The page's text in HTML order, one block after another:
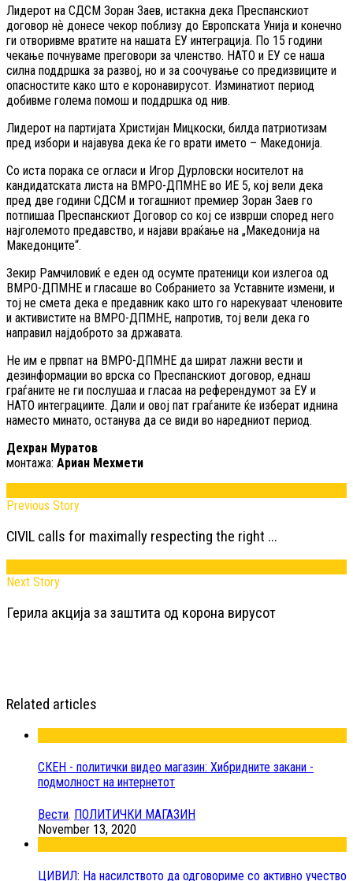
Лидерот на СДСМ Зоран Заев, истакна дека Преспанскиот
договор нѐ донесе чекор поблизу до Европската Унија и конечно
ги отворивме вратите на нашата ЕУ интеграција. По 15 години
чекање почнуваме преговори за членство. НАТО и ЕУ се наша
силна поддршка за развој, но и за соочување со предизвиците и
опасностите како што е коронавирусот. Изминатиот период
добивме голема помош и поддршка од нив.
Лидерот на партијата Христијан Мицкоски, билда патриотизам
пред избори и најавува дека ќе го врати името – Македонија.
Со иста порака се огласи и Игор Дурловски носителот на
кандидатската листа на ВМРО-ДПМНЕ во ИЕ 5, кој вели дека
пред две години СДСМ и тогашниот премиер Зоран Заев го
потпишаа Преспанскиот Договор со кој се изврши според него
најголемото предавство, и најави враќање на „Македонија на
Македонците“.
Зекир Рамчиловиќ е еден од осумте пратеници кои излегоа од
ВМРО-ДПМНЕ и гласаше во Собранието за Уставните измени, и
тој не смета дека е предавник како што го нарекуваат членовите
и активистите на ВМРО-ДПМНЕ, напротив, тој вели дека го
направил најдоброто за државата.
Не им е првпат на ВМРО-ДПМНЕ да шират лажни вести и
дезинформации во врска со Преспанскиот договор, еднаш
граѓаните не ги послушаа и гласаа на референдумот за ЕУ и
НАТО интеграциите. Дали и овој пат граѓаните ќе изберат иднина
наместо минато, останува да се види во наредниот период.
Дехран Муратов
монтажа: Ариан Мехмети
Previous Story
CIVIL calls for maximally respecting the right ...
Next Story
Герила акција за заштита од корона вирусот
Related articles
СКЕН - политички видео магазин: Хибридните закани -
подмолност на интернетот
Вести, ПОЛИТИЧКИ МАГАЗИН
November 13, 2020
ЦИВИЛ: На насилството да одговориме со активно учество